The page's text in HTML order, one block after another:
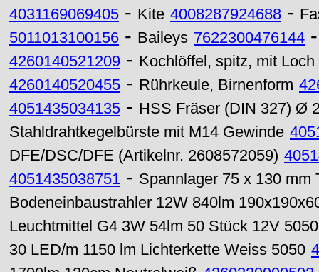
4031169069405 - Kite 4008287924688 -
5011013100156 - Baileys 7622300476144
4260140521209 - Kochlöffel, spitz, mit Loch
4260140520455 - Rührkeule, Birnenform
4051435034135 - HSS Fräser (DIN 327) Ø
Stahldrahtkegelbürste mit M14 Gewinde
DFE/DSC/DFE (Artikelnr. 2608572059)
4051435038751 - Spannlager 75 x 130 mm
Bodeneinbaustrahler 12W 840lm
Leuchtmittel G4 3W 54lm 50 Stück 12V
30 LED/m 1150 lm Lichterkette Weiss 5050